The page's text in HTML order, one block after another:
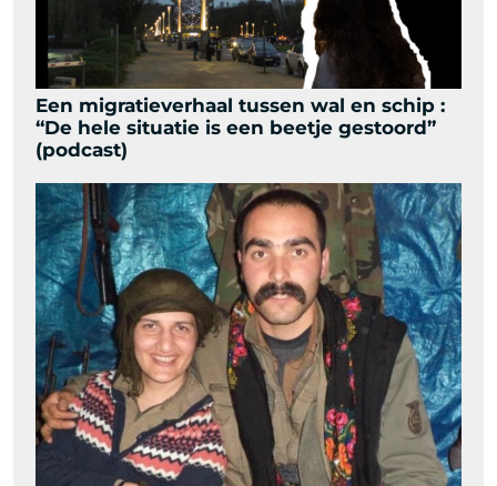
Een migratieverhaal tussen wal en schip :
“De hele situatie is een beetje gestoord”
(podcast)